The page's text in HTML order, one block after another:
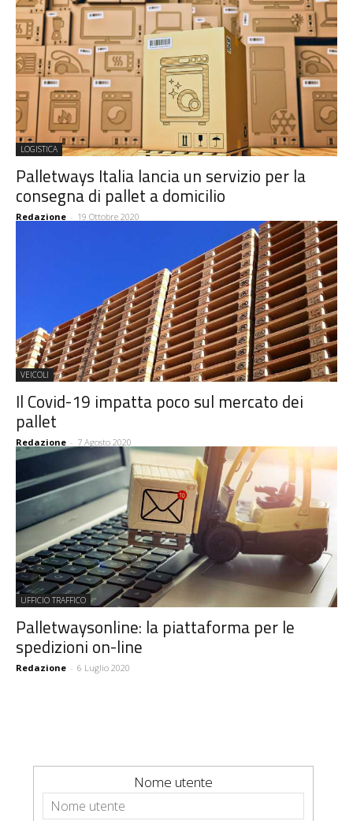
LOGISTICA
Palletways Italia lancia un servizio per la
consegna di pallet a domicilio
Redazione - 19 Ottobre 2020
VEICOLI
Il Covid-19 impatta poco sul mercato dei
pallet
Redazione - 7 Agosto 2020
UFFICIO TRAFFICO
Palletwaysonline: la piattaforma per le
spedizioni on-line
Redazione - 6 Luglio 2020
Nome utente